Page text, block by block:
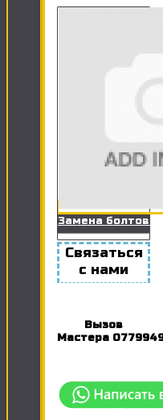
Замена болтов
Связаться
с нами
Вызов
Мастера